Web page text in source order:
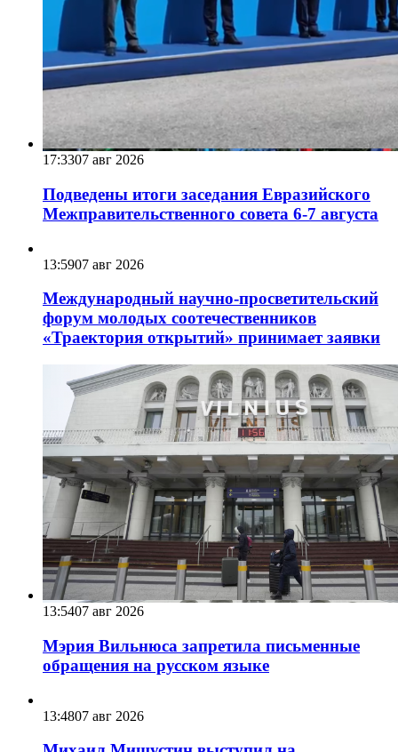
17:3307 авг 2026
Подведены итоги заседания Евразийского
Межправительственного совета 6-7 августа
13:5907 авг 2026
Международный научно-просветительский
форум молодых соотечественников
«Траектория открытий» принимает заявки
13:5407 авг 2026
Мэрия Вильнюса запретила письменные
обращения на русском языке
13:4807 авг 2026